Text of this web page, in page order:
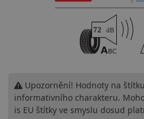
Upozornění! Hodnoty na
informativního charakteru.
is EU štítky ve smyslu dosud